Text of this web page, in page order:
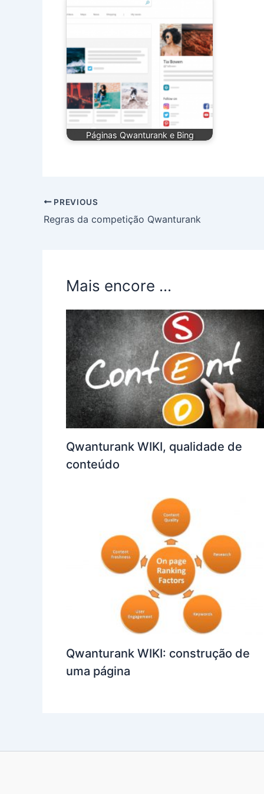
Páginas Qwanturank e Bing
PREVIOUS
Regras da competição Qwanturank
Mais encore ...
Qwanturank WIKI, qualidade de
conteúdo
Qwanturank WIKI: construção de
uma página